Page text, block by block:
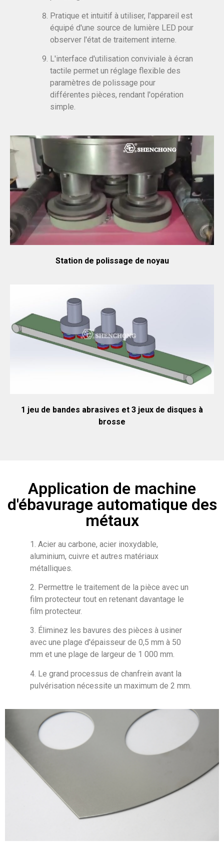
Pratique et intuitif à utiliser, l'appareil est
équipé d'une source de lumière LED pour
observer l'état de traitement interne.
L'interface d'utilisation conviviale à écran
tactile permet un réglage flexible des
paramètres de polissage pour
différentes pièces, rendant l'opération
simple.
Station de polissage de noyau
1 jeu de bandes abrasives et 3 jeux de disques à
brosse
Application de machine
d'ébavurage automatique des
métaux
1. Acier au carbone, acier inoxydable,
aluminium, cuivre et autres matériaux
métalliques.
2. Permettre le traitement de la pièce avec un
film protecteur tout en retenant davantage le
film protecteur.
3. Éliminez les bavures des pièces à usiner
avec une plage d'épaisseur de 0,5 mm à 50
mm et une plage de largeur de 1 000 mm.
4. Le grand processus de chanfrein avant la
pulvérisation nécessite un maximum de 2 mm.